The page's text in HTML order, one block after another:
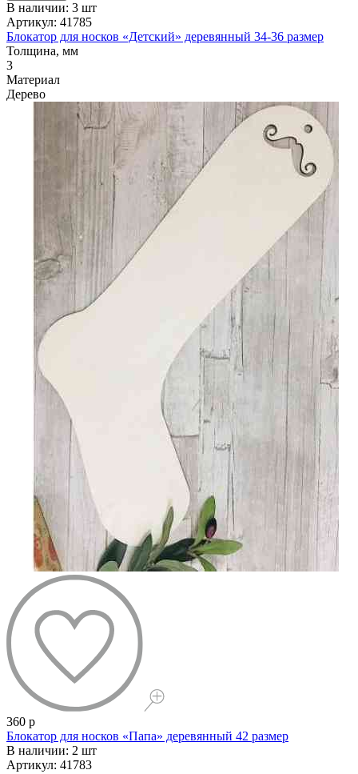
В наличии: 3 шт
Артикул: 41785
Блокатор для носков «Детский» деревянный 34-36 размер
Толщина, мм
3
Материал
Дерево
360 р
Блокатор для носков «Папа» деревянный 42 размер
В наличии: 2 шт
Артикул: 41783